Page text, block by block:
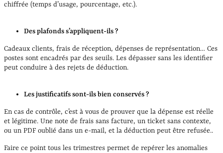
chiffrée (temps d’usage, pourcentage, etc.).
Des plafonds s’appliquent-ils ?
Cadeaux clients, frais de réception, dépenses de représentation… Ces
postes sont encadrés par des seuils. Les dépasser sans les identifier
peut conduire à des rejets de déduction.
Les justificatifs sont-ils bien conservés ?
En cas de contrôle, c’est à vous de prouver que la dépense est réelle
et légitime. Une note de frais sans facture, un ticket sans contexte,
ou un PDF oublié dans un e-mail, et la déduction peut être refusée..
Faire ce point tous les trimestres permet de repérer les anomalies